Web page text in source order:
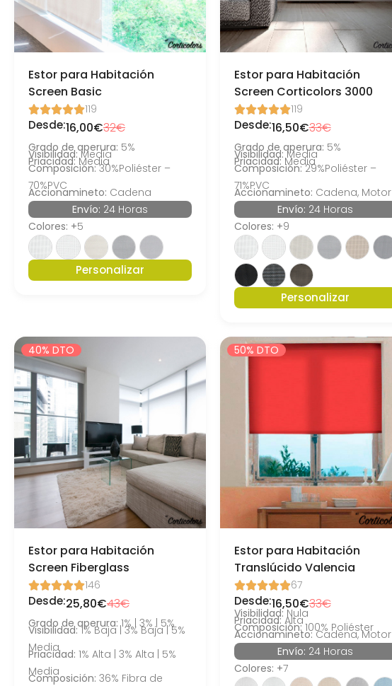
Estor para Habitación
Screen Basic
119
Desde:16,00€32€
Grado de aperura: 5%
Visibilidad:Media
Priacidad:Media
Composición:30%Poliéster –
70%PVC
Accionamineto: Cadena
Envío: 24 Horas
Colores: +5
Personalizar
Estor para Habitación
Screen Corticolors 3000
119
Desde:16,50€33€
Grado de aperura: 5%
Visibilidad:Media
Priacidad:Media
Composición:29%Poliéster –
71%PVC
Accionamineto: Cadena, Motor
Envío: 24 Horas
Colores: +9
Personalizar
40% DTO
Estor para Habitación
Screen Fiberglass
146
Desde:25,80€43€
Grado de aperura:1% | 3% | 5%
Visibilidad:1% Baja | 3% Baja | 5%
Media
Priacidad: 1% Alta | 3% Alta | 5%
Media
Composición: 36% Fibra de
50% DTO
Estor para Habitación
Translúcido Valencia
67
Desde:16,50€33€
Visibilidad: Nula
Priacidad:Alta
Composición:100% Poliéster
Accionamineto:Cadena, Motor
Envío: 24 Horas
Colores: +7